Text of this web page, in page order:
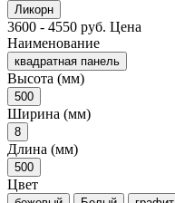
Ликорн
3600 - 4550 руб. Цена
Наименование
квадратная панель
Высота (мм)
500
Ширина (мм)
8
Длина (мм)
500
Цвет